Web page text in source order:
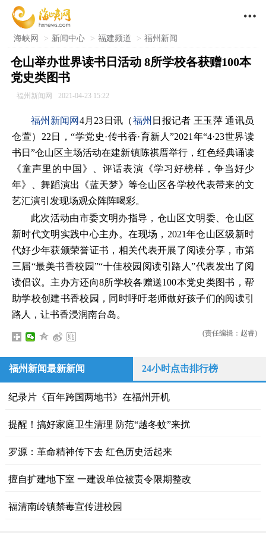

海峡网 > 新闻中心 > 福建频道 > 福州新闻
仓山举办世界读书日活动 8所学校各获赠100本
党史类图书
福州新闻网 2021-04-23 15:22
福州新闻网 4月23日讯（福州 日报记者 王玉萍 通讯员
仓萱）22日，“学党史·传书香·育新人”2021年“4·23世界读
书日”仓山区主场活动在建新镇陈祺厝举行，红色经典诵读
《童声里的中国》、评话表演《学习好榜样，争当好少
年》、舞蹈演出《蓝天梦》等仓山区各学校代表带来的文
艺汇演引发现场观众阵阵喝彩。
此次活动由市委文明办指导，仓山区文明委、仓山区
新时代文明实践中心主办。在现场，2021年仓山区级新时
代好少年获颁荣誉证书，相关代表开展了阅读分享，市第
三届“最美书香校园”“十佳校园阅读引路人”代表发出了阅
读倡议。主办方还向8所学校各赠送100本党史类图书，帮
助学校创建书香校园，同时呼吁老师做好孩子们的阅读引
路人，让书香浸润南台岛。
(责任编辑：赵睿)
福州新闻最新新闻 24小时点击排行榜
纪录片《百年跨国两地书》在福州开机
提醒！搞好家庭卫生清理 防范“越冬蚊”来扰
罗源：革命精神传下去 红色历史活起来
擅自扩建地下室 一建设单位被责令限期整改
福清南岭镇禁毒宣传进校园